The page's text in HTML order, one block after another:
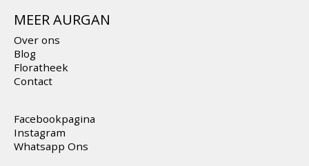
MEER AURGAN
Over ons
Blog
Floratheek
Contact
Facebookpagina
Instagram
Whatsapp Ons